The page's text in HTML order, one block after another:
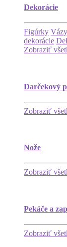
Dekorácie
Figúrky Vázy
dekorácie
Zobraziť
Darčekový
Zobraziť
Nože
Zobraziť
Pekáče a
Zobraziť